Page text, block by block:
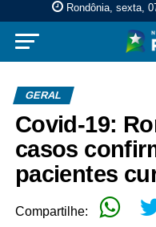
Rondônia, sexta,
GERAL
Covid-19:
casos
pacientes
Compartilhe: